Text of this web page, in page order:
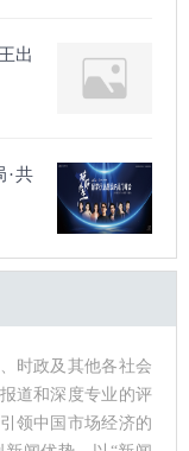
出
·共
时政及其他各社会
道和深度专业的评
领中国市场经济的